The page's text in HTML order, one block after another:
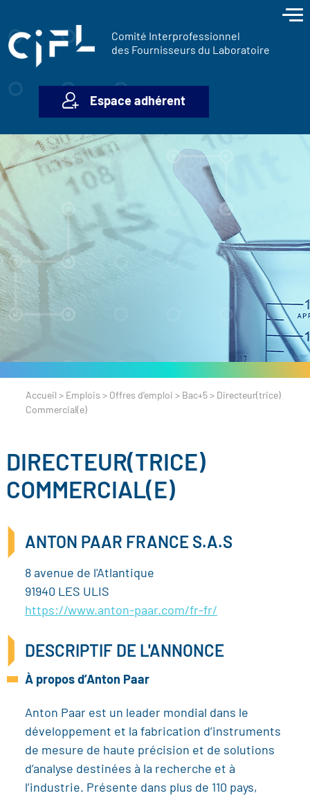
Comité Interprofessionnel
des Fournisseurs du Laboratoire
Espace adhérent
Accueil > Emplois > Offres d’emploi > Bac+5 > Directeur(trice)
Commercial(e)
DIRECTEUR(TRICE)
COMMERCIAL(E)
ANTON PAAR FRANCE S.A.S
8 avenue de l'Atlantique
91940 LES ULIS
https://www.anton-paar.com/fr-fr/
DESCRIPTIF DE L'ANNONCE
À propos d’Anton Paar
Anton Paar est un leader mondial dans le
développement et la fabrication d’instruments
de mesure de haute précision et de solutions
d’analyse destinées à la recherche et à
l’industrie. Présente dans plus de 110 pays,